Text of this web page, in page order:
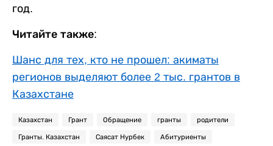
год.
Читайте также:
Шанс для тех, кто не прошел: акиматы
регионов выделяют более 2 тыс. грантов в
Казахстане
Казахстан Грант Обращение гранты родители
Гранты. Казахстан Саясат Нурбек Абитуриенты